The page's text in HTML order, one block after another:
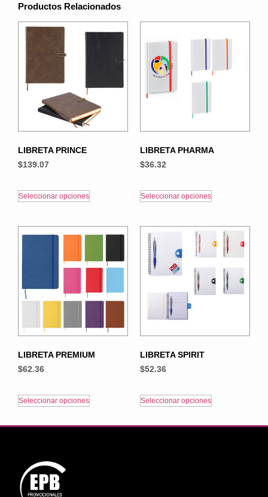
Productos Relacionados
LIBRETA PRINCE
$139.07
Seleccionar opciones
LIBRETA PHARMA
$36.32
Seleccionar opciones
LIBRETA PREMIUM
$62.36
Seleccionar opciones
LIBRETA SPIRIT
$52.36
Seleccionar opciones